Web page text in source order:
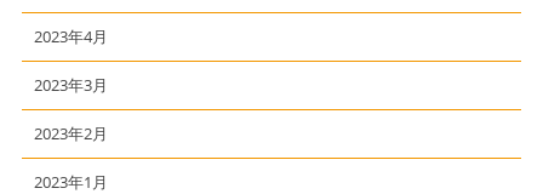
2023年4月
2023年3月
2023年2月
2023年1月